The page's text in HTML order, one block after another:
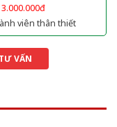
3.000.000đ
viên thân thiết
VẤN